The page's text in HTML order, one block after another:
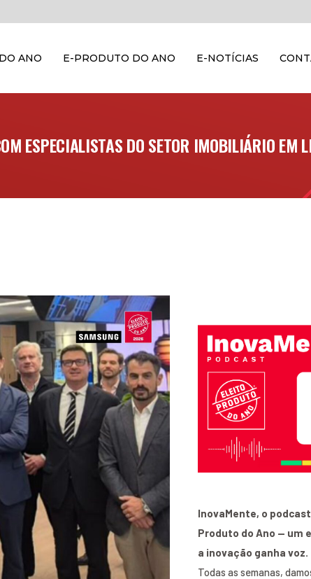
ANO E-PRODUTO DO ANO E-NOTÍCIAS
ESPECIALISTAS DO SETOR IMOBILIÁRIO EM
InovaMente, o
Produto do Ano — um
a inovação ganha voz.
Todas as semanas,